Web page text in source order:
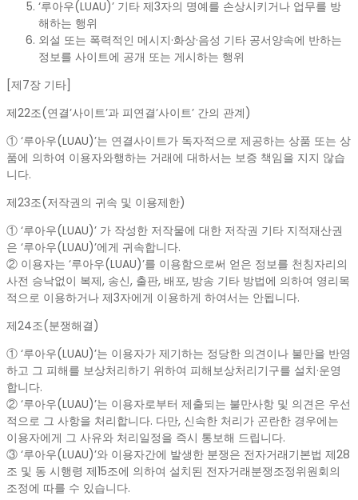
‘루아우(LUAU)’ 기타 제3자의 명예를 손상시키거나 업무를 방
해하는 행위
외설 또는 폭력적인 메시지·화상·음성 기타 공서양속에 반하는
정보를 사이트에 공개 또는 게시하는 행위
[제7장 기타]
제22조(연결’사이트’과 피연결’사이트’ 간의 관계)
① ‘루아우(LUAU)’는 연결사이트가 독자적으로 제공하는 상품 또는 상
품에 의하여 이용자와행하는 거래에 대하서는 보증 책임을 지지 않습
니다.
제23조(저작권의 귀속 및 이용제한)
① ‘루아우(LUAU)’ 가 작성한 저작물에 대한 저작권 기타 지적재산권
은 ‘루아우(LUAU)’에게 귀속합니다.
② 이용자는 ‘루아우(LUAU)’를 이용함으로써 얻은 정보를 천칭자리의
사전 승낙없이 복제, 송신, 출판, 배포, 방송 기타 방법에 의하여 영리목
적으로 이용하거나 제3자에게 이용하게 하여서는 안됩니다.
제24조(분쟁해결)
① ‘루아우(LUAU)’는 이용자가 제기하는 정당한 의견이나 불만을 반영
하고 그 피해를 보상처리하기 위하여 피해보상처리기구를 설치·운영
합니다.
② ‘루아우(LUAU)’는 이용자로부터 제출되는 불만사항 및 의견은 우선
적으로 그 사항을 처리합니다. 다만, 신속한 처리가 곤란한 경우에는
이용자에게 그 사유와 처리일정을 즉시 통보해 드립니다.
③ ‘루아우(LUAU)’와 이용자간에 발생한 분쟁은 전자거래기본법 제28
조 및 동 시행령 제15조에 의하여 설치된 전자거래분쟁조정위원회의
조정에 따를 수 있습니다.